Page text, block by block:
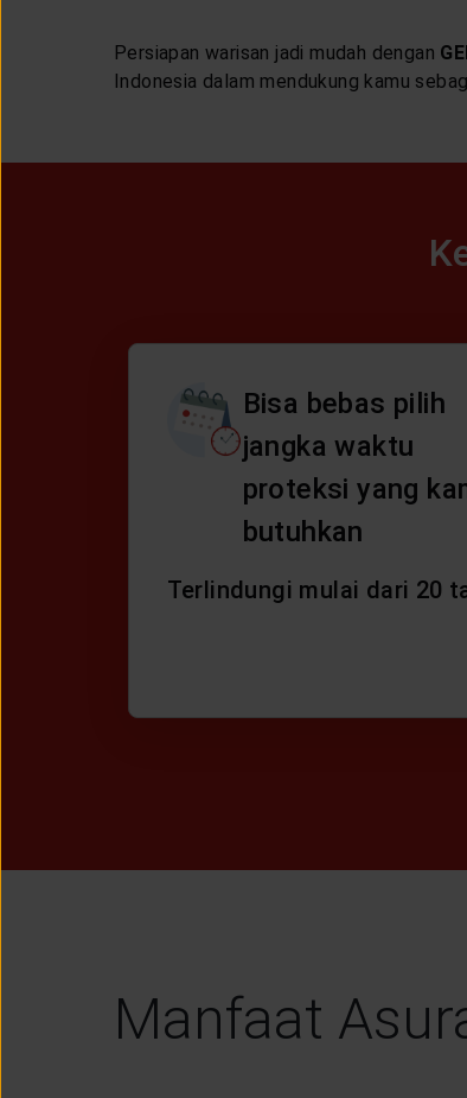
Persiapan warisan jadi mudah dengan
Indonesia dalam mendukung kamu
Bisa bebas pilih
jangka waktu
proteksi yang
butuhkan
Terlindungi mulai dari 20
Manfaat